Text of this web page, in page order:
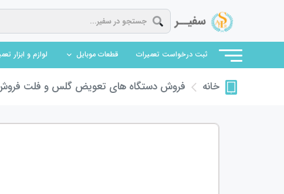
ثبت درخواست تعمیرات قطعات موبایل (current) لوازم و ابزار
خانه فروش دستگاه های تعویض گلس و فلت